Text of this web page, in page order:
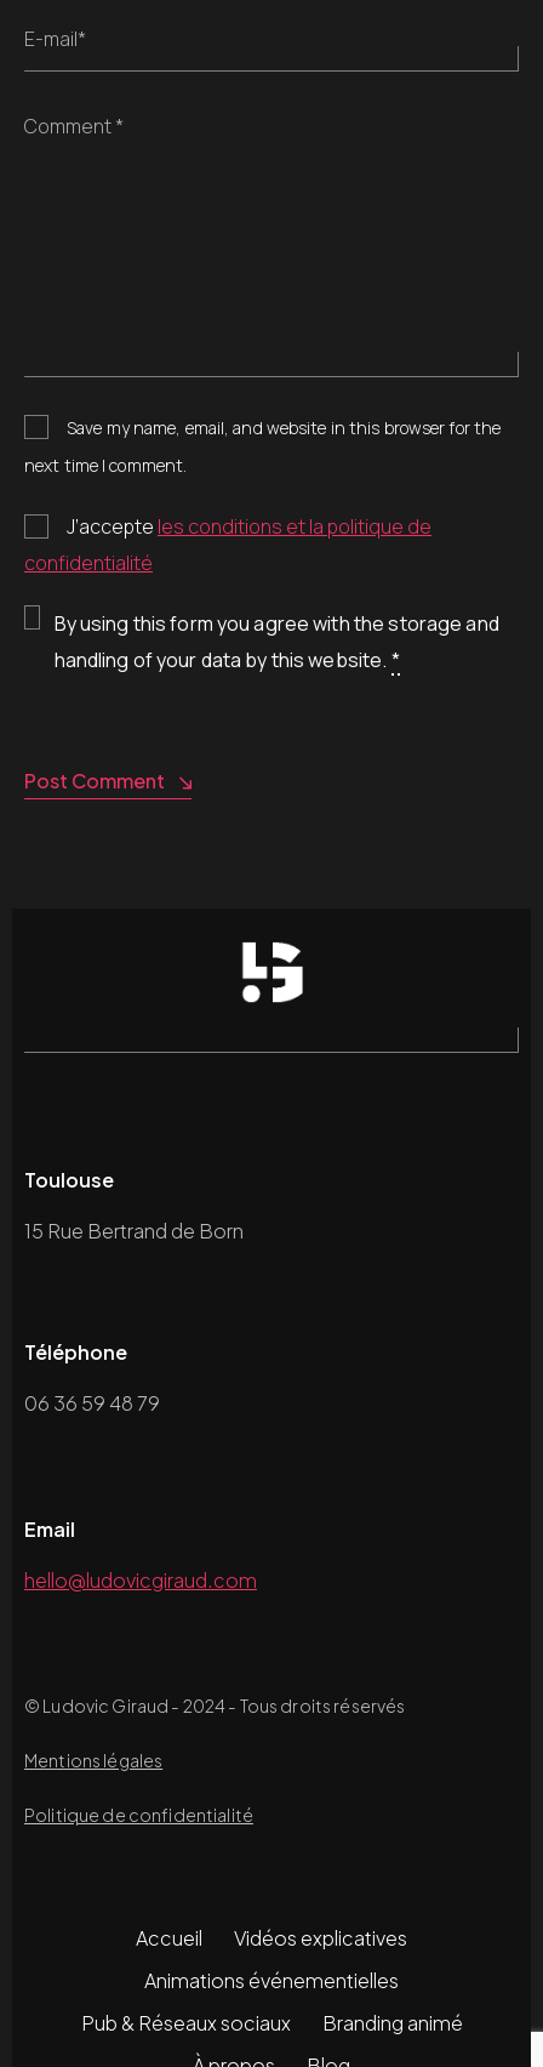
E-mail*
Comment *
Save my name, email, and website in this browser for the
next time I comment.
J’accepte les conditions et la politique de
confidentialité
By using this form you agree with the storage and
handling of your data by this website. *
Post Comment
Toulouse
15 Rue Bertrand de Born
Téléphone
06 36 59 48 79
Email
hello@ludovicgiraud.com
© Ludovic Giraud - 2024 - Tous droits réservés
Mentions légales
Politique de confidentialité
Accueil
Vidéos explicatives
Animations événementielles
Pub & Réseaux sociaux
Branding animé